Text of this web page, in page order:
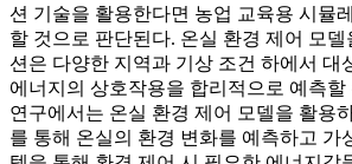
션 기술을 활용한다면 농업 교육용 시뮬
할 것으로 판단된다. 온실 환경 제어 모델
션은 다양한 지역과 기상 조건 하에서 대
에너지의 상호작용을 합리적으로 예측할
연구에서는 온실 환경 제어 모델을 활용
를 통해 온실의 환경 변화를 예측하고 가